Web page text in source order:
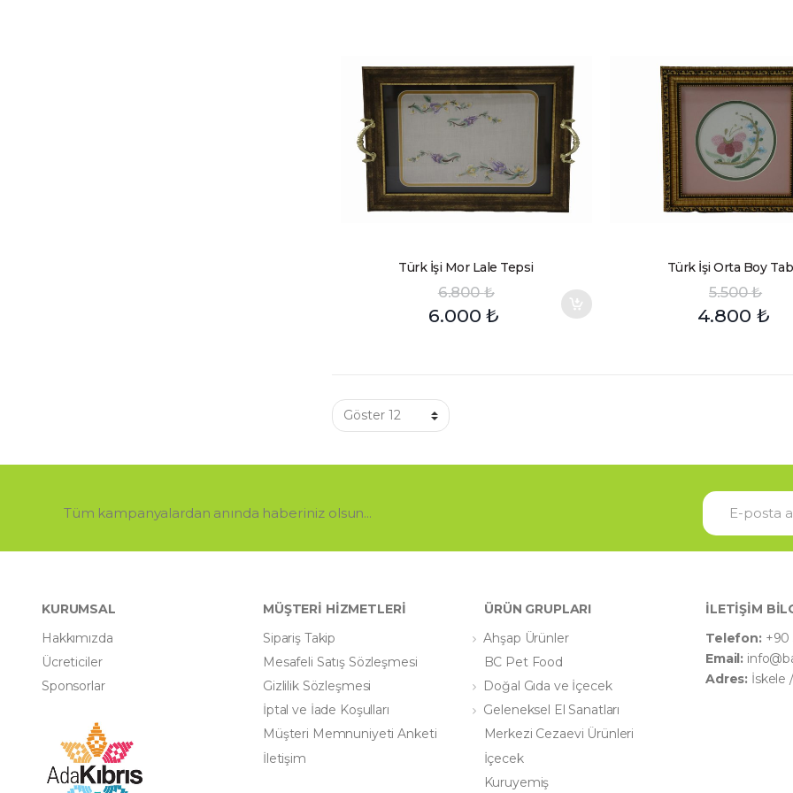
Türk İşi Mor Lale Tepsi
6.800₺
6.000₺
Türk İşi Orta Boy
5.500₺
4.800 ₺
Tüm kampanyalardan anında haberiniz olsun...
KURUMSAL
Hakkımızda
Ücreticiler
Sponsorlar
MÜŞTERİ HİZMETLERİ
Sipariş Takip
Mesafeli Satış Sözleşmesi
Gizlilik Sözleşmesi
İptal ve İade Koşulları
Müşteri Memnuniyeti Anketi
İletişim
ÜRÜN GRUPLARI
Ahşap Ürünler
BC Pet Food
Doğal Gıda ve İçecek
Geleneksel El Sanatları
Merkezi Cezaevi Ürünleri
İçecek
Kuruyemiş
İLETİŞİM
Telefon: +90
Email:
Adres: İskele